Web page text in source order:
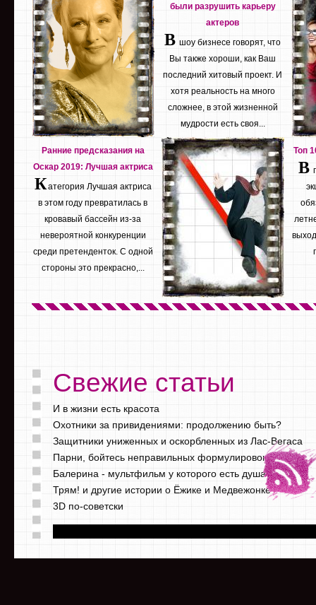
Ранние предсказания на
Оскар 2019: Лучшая актриса
Категория Лучшая актриса
в этом году превратилась в
кровавый бассейн из-за
невероятной конкуренции
среди претенденток. С одной
стороны это прекрасно,...
были разрушить карьеру
актеров
В шоу бизнесе говорят, что
Вы также хороши, как Ваш
последний хитовый проект. И
хотя реальность на много
сложнее, в этой жизненной
мудрости есть своя...
Топ
В
Свежие статьи
И в жизни есть красота
Охотники за привидениями: продолжению быть?
Защитники униженных и оскорбленных из Лас-Вегаса
Парни, бойтесь неправильных формулировок
Балерина - мультфильм у которого есть душа
Трям! и другие истории о Ёжике и Медвежонке
3D по-советски